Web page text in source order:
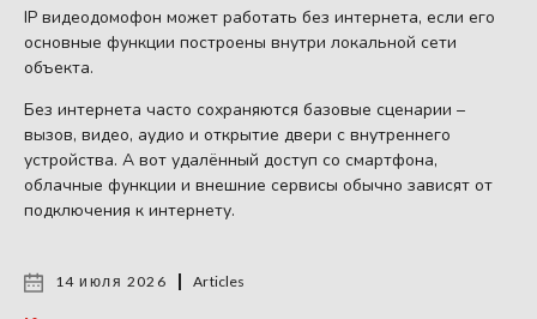
IP видеодомофон может работать без интернета, если его
основные функции построены внутри локальной сети
объекта.
Без интернета часто сохраняются базовые сценарии –
вызов, видео, аудио и открытие двери с внутреннего
устройства. А вот удалённый доступ со смартфона,
облачные функции и внешние сервисы обычно зависят от
подключения к интернету.
14 июля 2026 Articles